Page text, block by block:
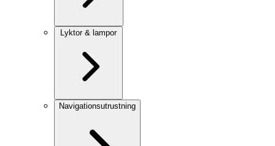
Lyktor & lampor
Navigationsutrustning